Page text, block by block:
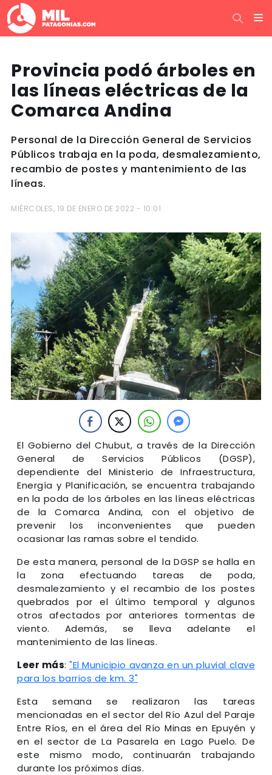
Provincia podó árboles en
las líneas eléctricas de la
Comarca Andina
Personal de la Dirección General de Servicios
Públicos trabaja en la poda, desmalezamiento,
recambio de postes y mantenimiento de las
líneas.
MIÉRCOLES, 19 DE ENERO DE 2022 - 10:01
El Gobierno del Chubut, a través de la Dirección
General de Servicios Públicos (DGSP),
dependiente del Ministerio de Infraestructura,
Energía y Planificación, se encuentra trabajando
en la poda de los árboles en las líneas eléctricas
de la Comarca Andina, con el objetivo de
prevenir los inconvenientes que pueden
ocasionar las ramas sobre el tendido.
De esta manera, personal de la DGSP se halla en
la zona efectuando tareas de poda,
desmalezamiento y el recambio de los postes
quebrados por el último temporal y algunos
otros afectados por anteriores tormentas de
viento. Además, se lleva adelante el
mantenimiento de las líneas.
Leer más:"El Municipio avanza en un pluvial clave
para los barrios de km. 3"
Esta semana se realizaron las tareas
mencionadas en el sector del Río Azul del Paraje
Entre Ríos, en el área del Río Minas en Epuyén y
en el sector de La Pasarela en Lago Puelo. De
este mismo modo, continuarán trabajando
durante los próximos días.